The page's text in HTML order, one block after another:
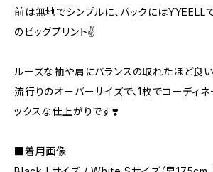
前は無地でシンプルに、バックにはYYEELL
のビッグプリント✌️
ルーズな袖や肩にバランスの取れたほど良
流行りのオーバーサイズで、1枚でコーディ
ックスな仕上がりです❣️
■着用画像